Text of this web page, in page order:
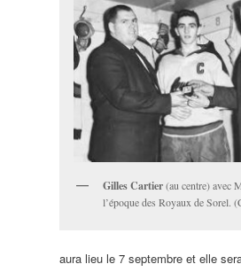
Gilles Cartier(au centre) avec
l’époque des Royaux de Sorel.
aura lieu le 7 septembre et elle